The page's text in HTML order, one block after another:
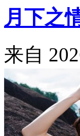
月下之
来自